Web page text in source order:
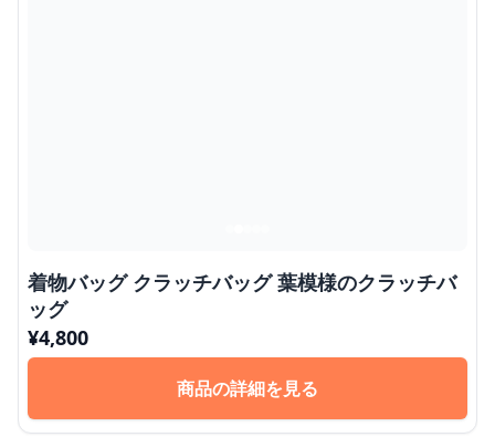
着物バッグ クラッチバッグ 葉模様のクラッチバ
ッグ
¥4,800
商品の詳細を見る